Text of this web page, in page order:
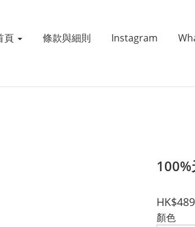
頁 條款與細則 Instagram
100%
顏色